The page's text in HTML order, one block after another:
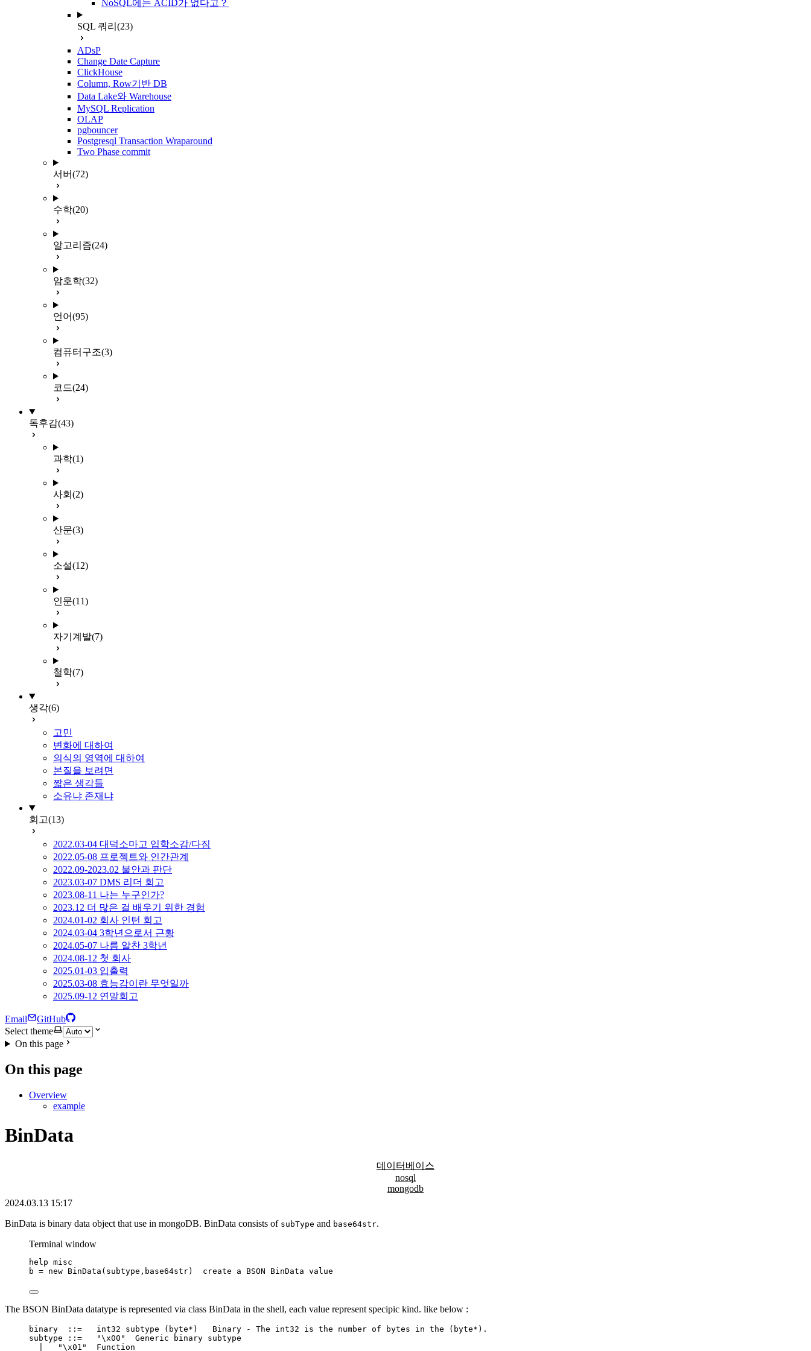
NoSQL에는 ACID가 없다고？
SQL 쿼리 (23)
ADsP
Change Date Capture
ClickHouse
Column, Row기반 DB
Data Lake와 Warehouse
MySQL Replication
OLAP
pgbouncer
Postgresql Transaction Wraparound
Two Phase commit
서버(72)
수학(20)
알고리즘(24)
암호학(32)
언어(95)
컴퓨터구조(3)
코드(24)
독후감(43)
과학(1)
사회 (2)
산문(3)
소설(12)
인문(11)
자기계발(7)
철학(7)
생각(6)
고민
변화에 대하여
의식의 영역에 대하여
본질을 보려면
짧은 생각들
소유냐 존재냐
회고(13)
2022.03-04 대덕소마고 입학소감/다짐
2022.05-08 프로젝트와 인간관계
2022.09-2023.02 불안과 판단
2023.03-07 DMS 리더 회고
2023.08-11 나는 누구인가?
2023.12 더 많은 걸 배우기 위한 경험
2024.01-02 회사 인턴 회고
2024.03-04 3학년으로서 근황
2024.05-07 나름 알찬 3학년
2024.08-12 첫 회사
2025.01-03 입출력
2025.03-08 효능감이란 무엇일까
2025.09-12 연말회고
Email
GitHub
Select theme
On this page
On this page
Overview
example
BinData
데이터베이스
nosql
mongodb
2024.03.13 15:17
BinData is binary data object that use in mongoDB. BinData consists of subType and base64str.
Terminal window
help misc
b = new BinData ( subtype,base64str) create a BSON BinData value
The BSON BinData datatype is represented via class BinData in the shell, each value represent specipic kind. like below :
binary  :: = int32 subtype ( byte* ) Binary - The int32 is the number of bytes in the ( byte* ) .
subtype :: = "\x00 " Generic binary subtype
"\x01 " Function